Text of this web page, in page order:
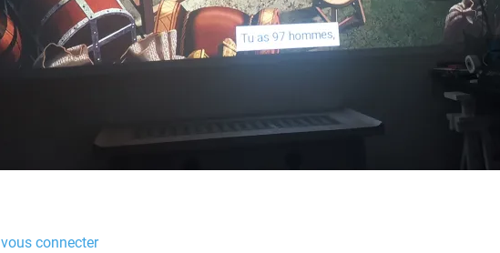
vous connecterpour publier un commentaire.